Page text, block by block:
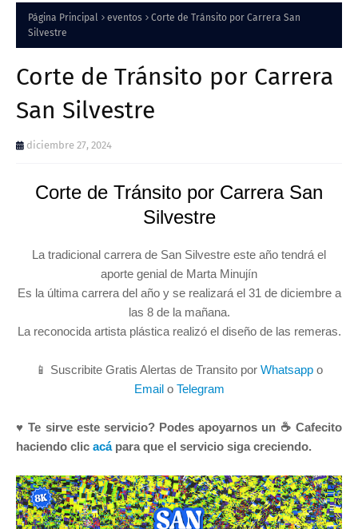
Página Principal eventos
Corte de Tránsito por Carrera San
Silvestre
Corte de Tránsito por Carrera
San Silvestre
diciembre 27, 2024
Corte de Tránsito por Carrera San
Silvestre
La tradicional carrera de San Silvestre este año tendrá el
aporte genial de Marta Minujín
Es la última carrera del año y se realizará el 31 de diciembre a
las 8 de la mañana.
La reconocida artista plástica realizó el diseño de las remeras.
📱 Suscribite Gratis Alertas de Transito por Whatsapp o
Emailo Telegram
♥ Te sirve este servicio? Podes apoyarnos un ☕ Cafecito
haciendo clic acápara que el servicio siga creciendo.